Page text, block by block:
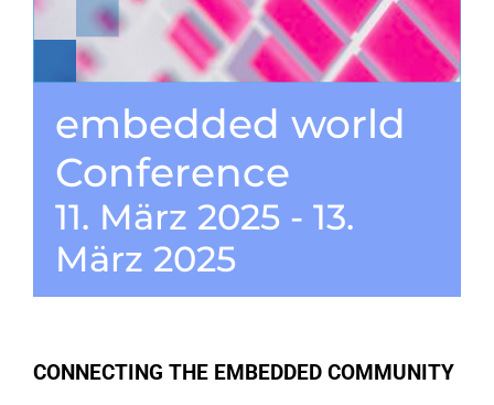
NEWS
KONTAKT
SHOP
embedded world
Conference
11. März 2025 - 13.
März 2025
CONNECTING THE EMBEDDED COMMUNITY